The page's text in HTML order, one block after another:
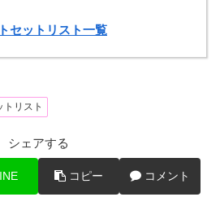
セットリスト一覧
トリスト
シェアする
コピー コメント